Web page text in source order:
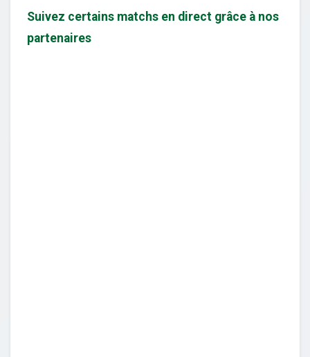
Suivez certains matchs en direct grâce à nos
partenaires